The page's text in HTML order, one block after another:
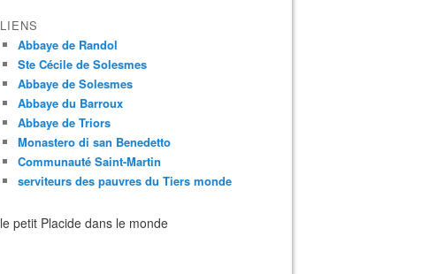
LIENS
Abbaye de Randol
Ste Cécile de Solesmes
Abbaye de Solesmes
Abbaye du Barroux
Abbaye de Triors
Monastero di san Benedetto
Communauté Saint-Martin
serviteurs des pauvres du Tiers monde
le petit Placide dans le monde